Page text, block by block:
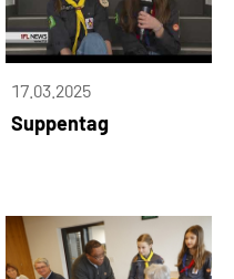
17.03.2025
Suppentag